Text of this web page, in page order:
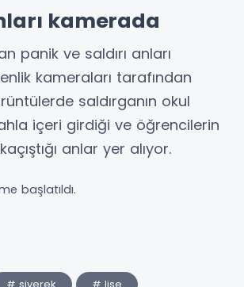
kamerada
panik ve saldırı anları
kameraları tarafından
saldırganın okul
içeri girdiği ve öğrencilerin
anlar yer alıyor.
başlatıldı.